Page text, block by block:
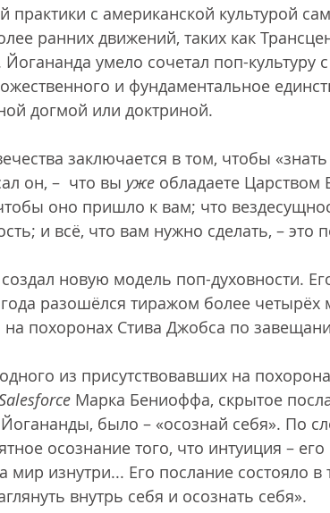
практики с американской культурой
ранних движений, таких как
умело сочетал поп-культуру
и фундаментальное
догмой или доктриной.
заключается в том, чтобы
он, –  что вы уже обладаете
оно пришло к вам; что
и всё, что вам нужно сделать, – это
новую модель поп-духовности.
года разошёлся тиражом более
на похоронах Стива Джобса по
из присутствовавших на
Марка Бениоффа, скрытое
Йогананды, было – «осознай себя». По
осознание того, что интуиция –
мир изнутри... Его послание состояло в
внутрь себя и осознать себя».